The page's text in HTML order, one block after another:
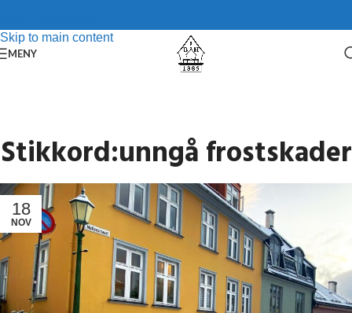
Skip to main content
MENY
Stikkord:unngå frostskader
18
NOV